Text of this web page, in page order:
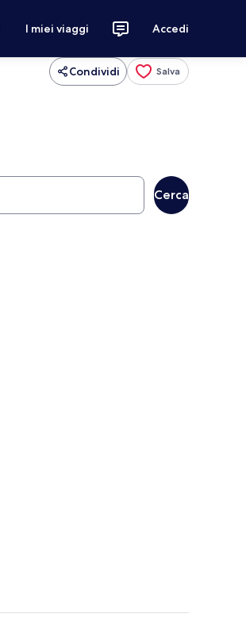
I miei viaggi Accedi
Condividi Salva
Cerca